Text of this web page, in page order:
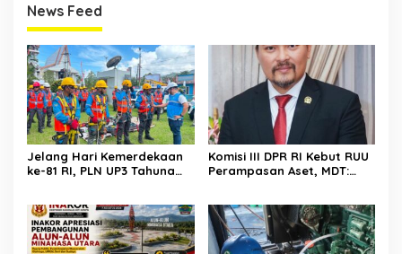
News Feed
Jelang Hari Kemerdekaan
ke-81 RI, PLN UP3 Tahuna
Keandalan Listrik
Kepulauan Nusa Utara
Komisi III DPR RI Kebut RUU
Perampasan Aset, MDT: